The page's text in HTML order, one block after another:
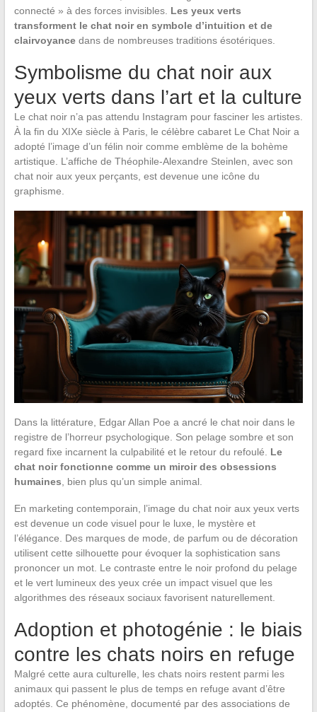
connecté » à des forces invisibles. Les yeux verts
transforment le chat noir en symbole d’intuition et de
clairvoyancedans de nombreuses traditions ésotériques.
Symbolisme du chat noir aux
yeux verts dans l’art et la culture
Le chat noir n’a pas attendu Instagram pour fasciner les artistes.
À la fin du XIXe siècle à Paris, le célèbre cabaret Le Chat Noir a
adopté l’image d’un félin noir comme emblème de la bohème
artistique. L’affiche de Théophile-Alexandre Steinlen, avec son
chat noir aux yeux perçants, est devenue une icône du
graphisme.
Dans la littérature, Edgar Allan Poe a ancré le chat noir dans le
registre de l’horreur psychologique. Son pelage sombre et son
regard fixe incarnent la culpabilité et le retour du refoulé. Le
chat noir fonctionne comme un miroir des obsessions
humaines, bien plus qu’un simple animal.
En marketing contemporain, l’image du chat noir aux yeux verts
est devenue un code visuel pour le luxe, le mystère et
l’élégance. Des marques de mode, de parfum ou de décoration
utilisent cette silhouette pour évoquer la sophistication sans
prononcer un mot. Le contraste entre le noir profond du pelage
et le vert lumineux des yeux crée un impact visuel que les
algorithmes des réseaux sociaux favorisent naturellement.
Adoption et photogénie : le biais
contre les chats noirs en refuge
Malgré cette aura culturelle, les chats noirs restent parmi les
animaux qui passent le plus de temps en refuge avant d’être
adoptés. Ce phénomène, documenté par des associations de